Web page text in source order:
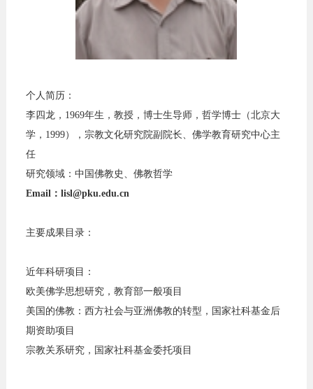
个人简历：
李四龙，1969年生，教授，博士生导师，哲学博士（北京大
学，1999），宗教文化研究院副院长、佛学教育研究中心主
任
研究领域：中国佛教史、佛教哲学
Email：lisl@pku.edu.cn
主要成果目录：
近年科研项目：
欧美佛学思想研究，教育部一般项目
美国的佛教：西方社会与亚洲佛教的转型，国家社科基金后
期资助项目
宗教关系研究，国家社科基金委托项目